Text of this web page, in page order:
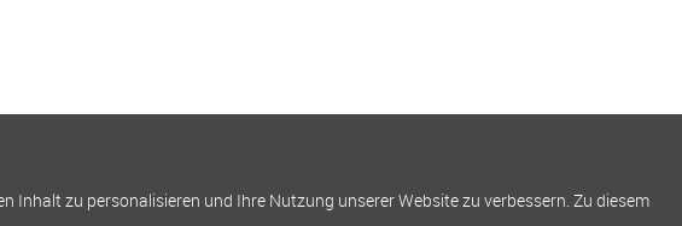
Inhalt zu personalisieren und Ihre Nutzung unserer Website zu verbessern. Zu diesem